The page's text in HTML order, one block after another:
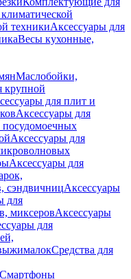
техникиАксессуары для
Весы кухонные,
Маслобойки,
крупной
для плит и
Аксессуары для
посудомоечных
Аксессуары для
Аксессуары для
сэндвичницАксессуары
для
миксеровАксессуары
для
Средства для
Смартфоны